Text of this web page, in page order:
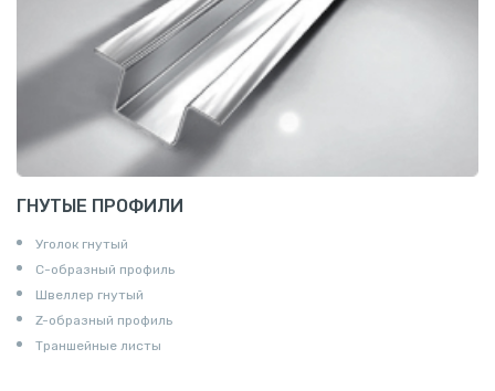
ГНУТЫЕ ПРОФИЛИ
Уголок гнутый
С-образный профиль
Швеллер гнутый
Z-образный профиль
Траншейные листы